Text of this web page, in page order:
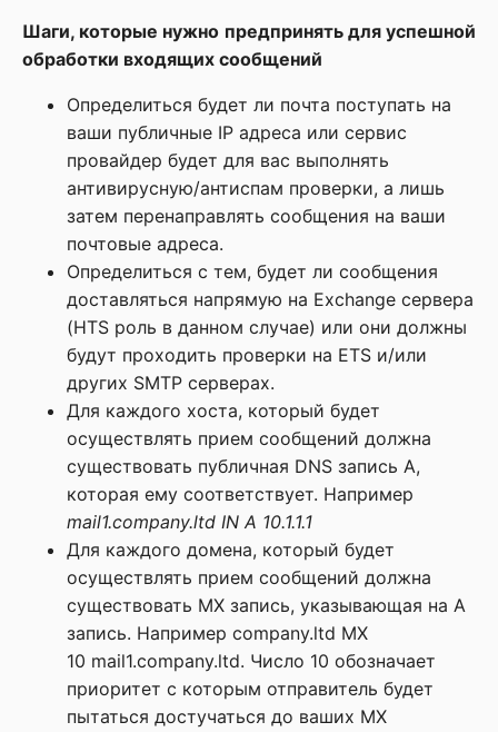
Шаги, которые нужно предпринять для успешной
обработки входящих сообщений
Определиться будет ли почта поступать на
ваши публичные IP адреса или сервис
провайдер будет для вас выполнять
антивирусную/антиспам проверки, а лишь
затем перенаправлять сообщения на ваши
почтовые адреса.
Определиться с тем, будет ли сообщения
доставляться напрямую на Exchange сервера
(HTS роль в данном случае) или они должны
будут проходить проверки на ETS и/или
других SMTP серверах.
Для каждого хоста, который будет
осуществлять прием сообщений должна
существовать публичная DNS запись A,
которая ему соответствует. Например
mail1.company.ltd IN A 10.1.1.1
Для каждого домена, который будет
осуществлять прием сообщений должна
существовать MX запись, указывающая на A
запись. Например company.ltd MX
10 mail1.company.ltd. Число 10 обозначает
приоритет с которым отправитель будет
пытаться достучаться до ваших MX